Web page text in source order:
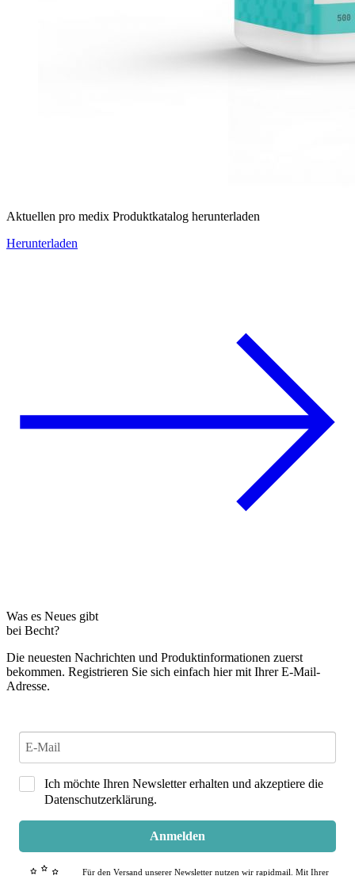
Aktuellen pro medix Produktkatalog herunterladen
Herunterladen
Was es Neues gibt
bei Becht?
Die neuesten Nachrichten und Produktinformationen zuerst
bekommen. Registrieren Sie sich einfach hier mit Ihrer E-Mail-
Adresse.
Ich möchte Ihren Newsletter erhalten und akzeptiere die
Datenschutzerklärung.
Anmelden
Für den Versand unserer Newsletter nutzen wir rapidmail. Mit Ihrer